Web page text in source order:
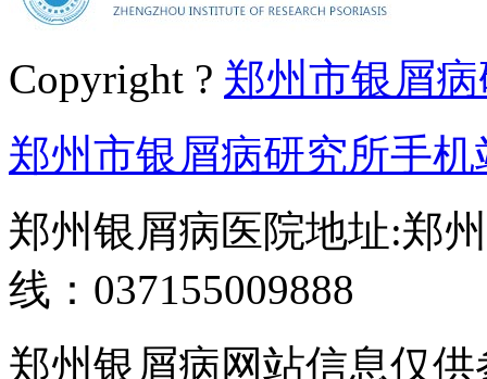
Copyright ? 郑州市银屑
郑州市银屑病研究所手机
郑州银屑病医院地址:郑
线：037155009888
郑州银屑病网站信息仅